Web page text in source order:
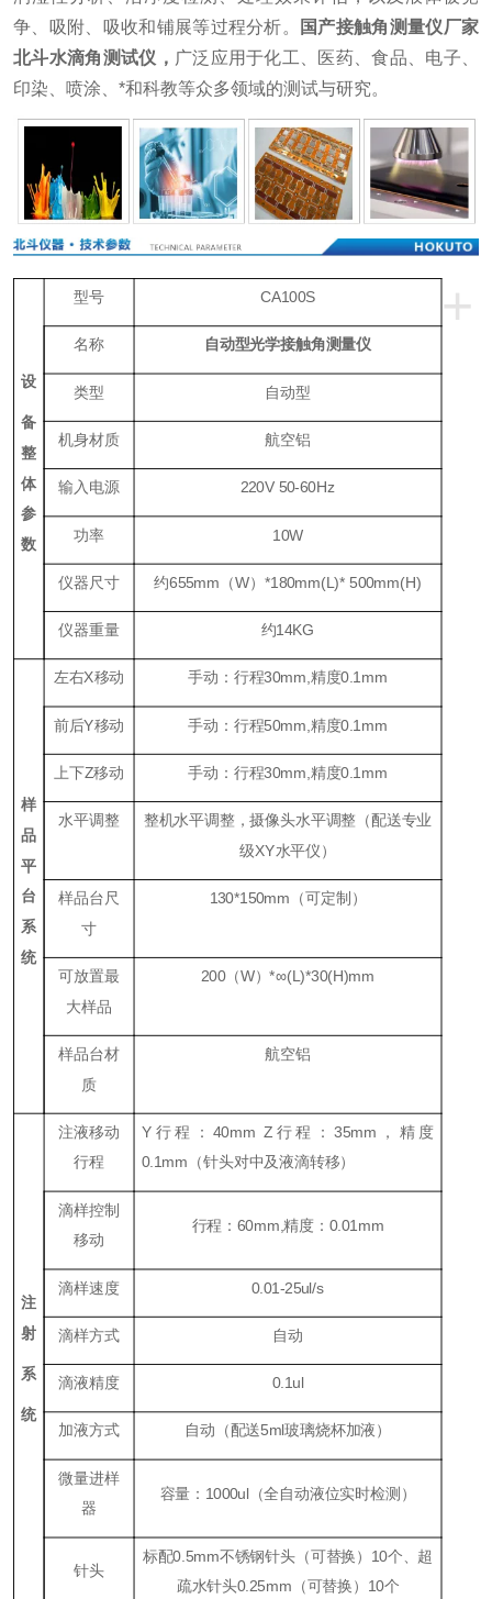
争、吸附、吸收和铺展等过程分析。
国产接触角测量仪厂家
北斗水滴角测试仪 ， 广泛应用于化工、医药、食品、电子、
印染、喷涂、*和科教等众多领域的测试与研究。
+
设
备
整
体
参
数
型号 CA100S
名称 自动型光学接触角测量仪
类型 自动型
机身材质 航空铝
输入电源 220V 50-60Hz
功率 10W
仪器尺寸 约655mm（W）*180mm(L)* 500mm(H)
仪器重量 约14KG
样
品
平
台
系
统
左右X移动 手动：行程30mm,精度0.1mm
前后Y移动 手动：行程50mm,精度0.1mm
上下Z移动 手动：行程30mm,精度0.1mm
水平调整
整机水平调整，摄像头水平调整（配送专业
级XY水平仪）
样品台尺
寸
130*150mm（可定制）
可放置最
大样品
200（W）*∞(L)*30(H)mm
样品台材
质
航空铝
注
射
系
统
注液移动
行程
Y行程：40mm Z行程：35mm，精度
0.1mm（针头对中及液滴转移）
滴样控制
移动
行程：60mm,精度：0.01mm
滴样速度 0.01-25ul/s
滴样方式 自动
滴液精度 0.1ul
加液方式 自动（配送5ml玻璃烧杯加液）
微量进样
器
容量：1000ul（全自动液位实时检测）
针头
标配0.5mm不锈钢针头（可替换）10个、超
疏水针头0.25mm（可替换）10个